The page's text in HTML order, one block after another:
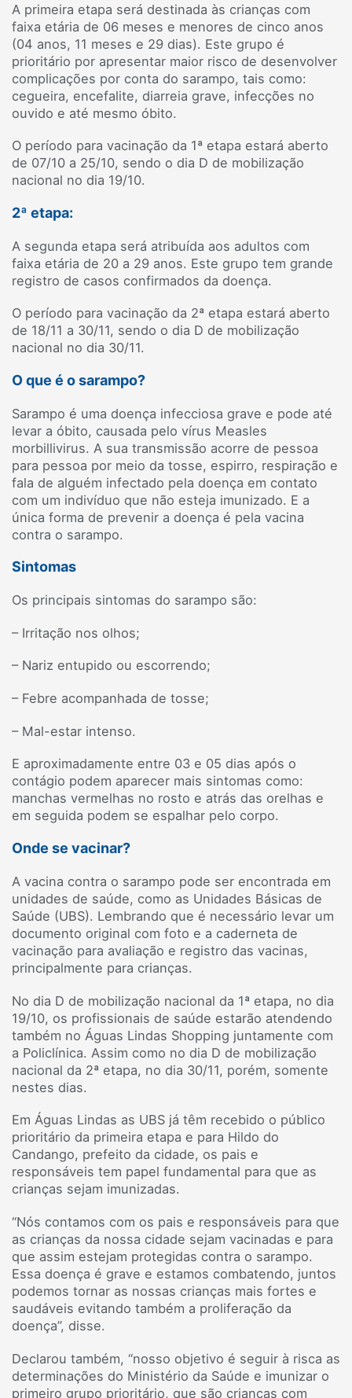
A primeira etapa será destinada às crianças com
faixa etária de 06 meses e menores de cinco anos
(04 anos, 11 meses e 29 dias). Este grupo é
prioritário por apresentar maior risco de desenvolver
complicações por conta do sarampo, tais como:
cegueira, encefalite, diarreia grave, infecções no
ouvido e até mesmo óbito.
O período para vacinação da 1ª etapa estará aberto
de 07/10 a 25/10, sendo o dia D de mobilização
nacional no dia 19/10.
2ª etapa:
A segunda etapa será atribuída aos adultos com
faixa etária de 20 a 29 anos. Este grupo tem grande
registro de casos confirmados da doença.
O período para vacinação da 2ª etapa estará aberto
de 18/11 a 30/11, sendo o dia D de mobilização
nacional no dia 30/11.
O que é o sarampo?
Sarampo é uma doença infecciosa grave e pode até
levar a óbito, causada pelo vírus Measles
morbillivirus. A sua transmissão acorre de pessoa
para pessoa por meio da tosse, espirro, respiração e
fala de alguém infectado pela doença em contato
com um indivíduo que não esteja imunizado. E a
única forma de prevenir a doença é pela vacina
contra o sarampo.
Sintomas
Os principais sintomas do sarampo são:
– Irritação nos olhos;
– Nariz entupido ou escorrendo;
– Febre acompanhada de tosse;
– Mal-estar intenso.
E aproximadamente entre 03 e 05 dias após o
contágio podem aparecer mais sintomas como:
manchas vermelhas no rosto e atrás das orelhas e
em seguida podem se espalhar pelo corpo.
Onde se vacinar?
A vacina contra o sarampo pode ser encontrada em
unidades de saúde, como as Unidades Básicas de
Saúde (UBS). Lembrando que é necessário levar um
documento original com foto e a caderneta de
vacinação para avaliação e registro das vacinas,
principalmente para crianças.
No dia D de mobilização nacional da 1ª etapa, no dia
19/10, os profissionais de saúde estarão atendendo
também no Águas Lindas Shopping juntamente com
a Policlínica. Assim como no dia D de mobilização
nacional da 2ª etapa, no dia 30/11, porém, somente
nestes dias.
Em Águas Lindas as UBS já têm recebido o público
prioritário da primeira etapa e para Hildo do
Candango, prefeito da cidade, os pais e
responsáveis tem papel fundamental para que as
crianças sejam imunizadas.
“Nós contamos com os pais e responsáveis para que
as crianças da nossa cidade sejam vacinadas e para
que assim estejam protegidas contra o sarampo.
Essa doença é grave e estamos combatendo, juntos
podemos tornar as nossas crianças mais fortes e
saudáveis evitando também a proliferação da
doença”, disse.
Declarou também, “nosso objetivo é seguir à risca as
determinações do Ministério da Saúde e imunizar o
primeiro grupo prioritário, que são crianças com